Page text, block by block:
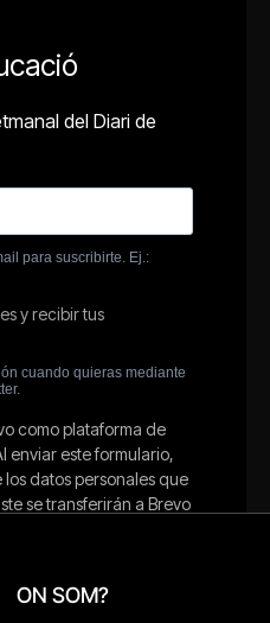
ON SOM?